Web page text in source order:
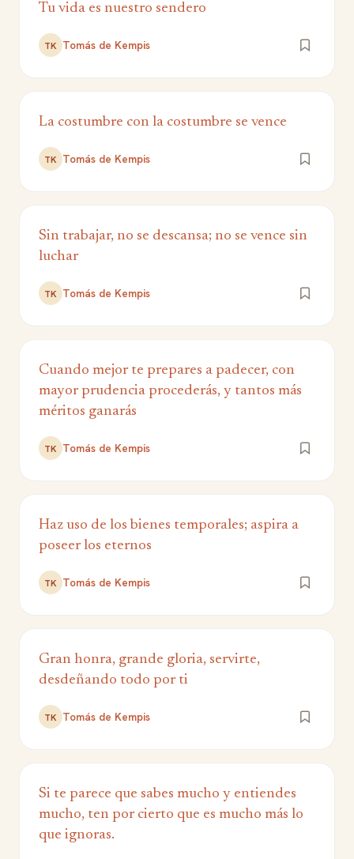
Tu vida es nuestro sendero
TK Tomás de Kempis
La costumbre con la costumbre se vence
TK Tomás de Kempis
Sin trabajar, no se descansa; no se vence sin
luchar
TK Tomás de Kempis
Cuando mejor te prepares a padecer, con
mayor prudencia procederás, y tantos más
méritos ganarás
TK Tomás de Kempis
Haz uso de los bienes temporales; aspira a
poseer los eternos
TK Tomás de Kempis
Gran honra, grande gloria, servirte,
desdeñando todo por ti
TK Tomás de Kempis
Si te parece que sabes mucho y entiendes
mucho, ten por cierto que es mucho más lo
que ignoras.